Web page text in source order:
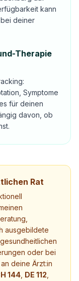
kann
deiner
Therapie
Symptome
für deinen
davon, ob
Rat
ausgebildete
oder bei
deine Ärzt:in
144 DE 112